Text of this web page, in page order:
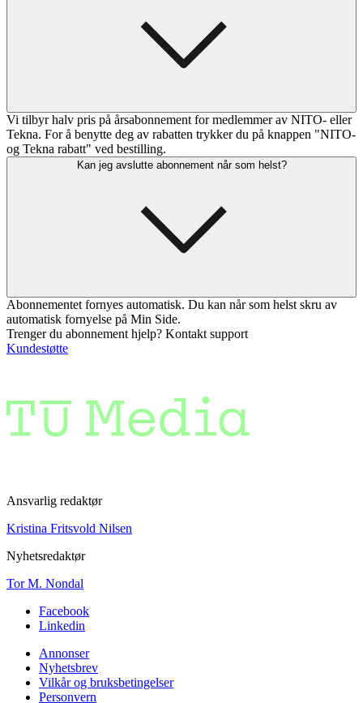
Vi tilbyr halv pris på årsabonnement for medlemmer av NITO- eller
Tekna. For å benytte deg av rabatten trykker du på knappen "NITO-
og Tekna rabatt" ved bestilling.
Kan jeg avslutte abonnement når som helst?
Abonnementet fornyes automatisk. Du kan når som helst skru av
automatisk fornyelse på Min Side.
Trenger du abonnement hjelp? Kontakt support
Kundestøtte
Ansvarlig redaktør
Kristina Fritsvold Nilsen
Nyhetsredaktør
Tor M. Nondal
Facebook
Linkedin
Annonser
Nyhetsbrev
Vilkår og bruksbetingelser
Personvern